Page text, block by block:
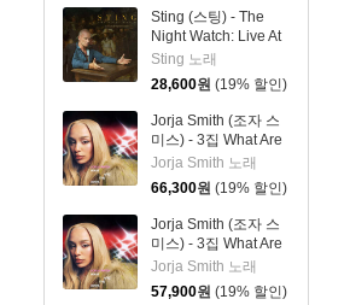
Sting (스팅) - The
Night Watch: Live At
The Rijksmuseum
Sting 노래
28,600원 (19% 할인)
Jorja Smith (조자 스
미스) - 3집 What Are
The Odds [스플래터
컬러 LP]
Jorja Smith 노래
66,300원 (19% 할인)
Jorja Smith (조자 스
미스) - 3집 What Are
The Odds [심플 오렌
지 컬러 LP]
Jorja Smith 노래
57,900원 (19% 할인)